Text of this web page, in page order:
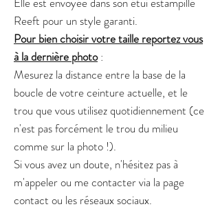
Reeft pour un style garanti.
Pour bien choisir votre taille reportez vous
à la dernière photo :
Mesurez la distance entre la base de la
boucle de votre ceinture actuelle, et le
trou que vous utilisez quotidiennement (ce
n'est pas forcément le trou du milieu
comme sur la photo !).
Si vous avez un doute, n'hésitez pas à
m'appeler ou me contacter via la page
contact ou les réseaux sociaux.